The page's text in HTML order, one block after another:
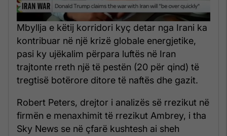
Mbyllja e këtij korridori kyç detar nga Irani ka
kontribuar në një krizë globale energjetike,
pasi ky ujëkalim përpara luftës në Iran
trajtonte rreth një të pestën (20 për qind) të
tregtisë botërore ditore të naftës dhe gazit.
Robert Peters, drejtor i analizës së rrezikut në
firmën e menaxhimit të rrezikut Ambrey, i tha
Sky News se në çfarë kushtesh ai sheh